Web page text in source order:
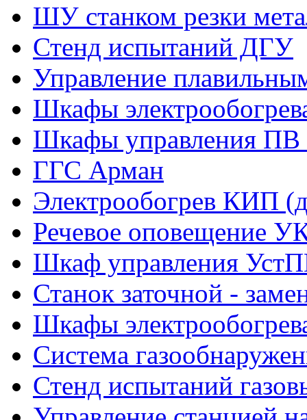
ШУ станком резки
Стенд испытаний ДГУ
Управление
Шкафы
Шкафы управления ПВ
ГГС Арман
Электрообогрев КИП
Речевое оповещение
Шкаф управления
Станок заточной -
Шкафы
Система
Стенд испытаний